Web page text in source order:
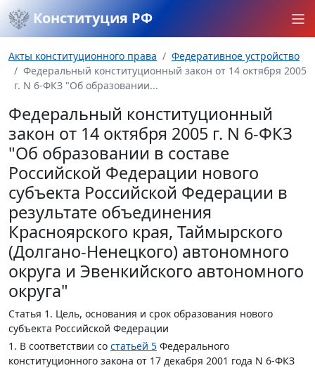
Конституция РФ
Акты конституционного права
Федеративное устройство
Федеральный конституционный закон от 14 октября 2005
г. N 6-ФКЗ "Об образовании...
Федеральный конституционный
закон от 14 октября 2005 г. N 6-ФКЗ
"Об образовании в составе
Российской Федерации нового
субъекта Российской Федерации в
результате объединения
Красноярского края, Таймырского
(Долгано-Ненецкого) автономного
округа и Эвенкийского автономного
округа"
Статья 1. Цель, основания и срок образования нового
субъекта Российской Федерации
1. В соответствии со статьей 5 Федерального
конституционного закона от 17 декабря 2001 года N 6-ФКЗ